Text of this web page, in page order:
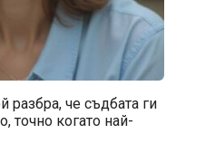
разбра, че съдбата ги
точно когато най-